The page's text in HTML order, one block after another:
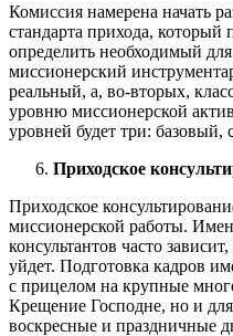
Комиссия намерена начать
стандарта прихода,
определить необходимый
миссионерский
реальный, а, во-вторых,
уровню миссионерской
уровней будет три:
Приходское
Приходское
миссионерской работы.
консультантов часто
уйдет. Подготовка кадров
с прицелом на крупные
Крещение Господне, но и
воскресные и праздничные